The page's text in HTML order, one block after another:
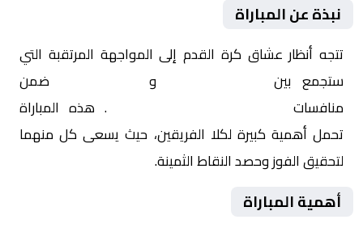
نبذة عن المباراة
تتجه أنظار عشاق كرة القدم إلى المواجهة المرتقبة التي
ستجمع بين
و
ضمن
منافسات
. هذه المباراة
تحمل أهمية كبيرة لكلا الفريقين، حيث يسعى كل منهما
لتحقيق الفوز وحصد النقاط الثمينة.
أهمية المباراة